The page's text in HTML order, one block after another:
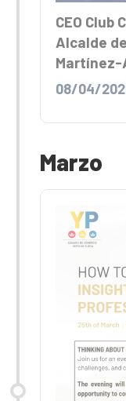
CEO Club
Alcalde
Martínez-
08/04/
Marzo